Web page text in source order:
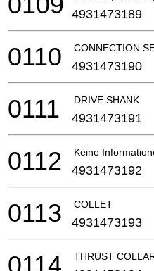
4931473189
CONNECTION
0110 4931473190
DRIVE SHANK
0111 4931473191
Keine
0112 4931473192
COLLET
0113 4931473193
THRUST
0114